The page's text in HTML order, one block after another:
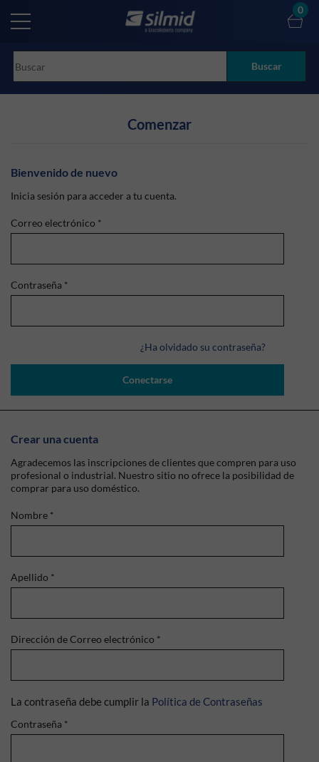
main
Buscar
0
Comenzar
Bienvenido de nuevo
Inicia sesión para acceder a tu cuenta.
Correo electrónico *
Contraseña *
¿Ha olvidado su contraseña?
Conectarse
Crear una cuenta
Agradecemos las inscripciones de clientes que compren para uso
profesional o industrial. Nuestro sitio no ofrece la posibilidad de
comprar para uso doméstico.
Nombre *
Apellido *
Dirección de Correo electrónico *
La contraseña debe cumplir la Política de Contraseñas
Contraseña *